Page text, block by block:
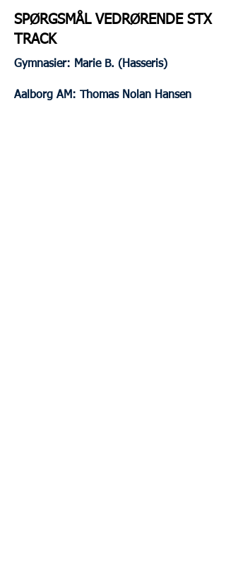
SPØRGSMÅL VEDRØRENDE STX
TRACK
Gymnasier: Marie B. (Hasseris)
Aalborg AM: Thomas Nolan Hansen